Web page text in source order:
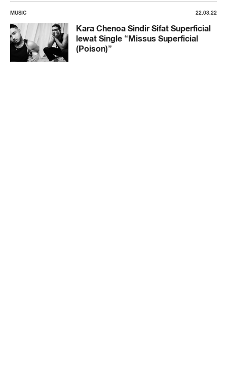
MUSIC 22.03.22
Kara Chenoa Sindir Sifat Superficial
lewat Single “Missus Superficial
(Poison)”